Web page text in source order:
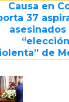
Causa en
37
asesinados
de